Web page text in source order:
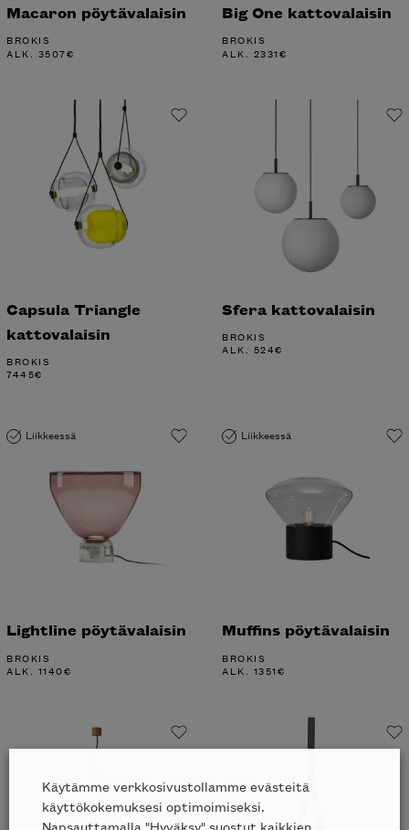
Macaron pöytävalaisin
BROKIS
ALK. 3507€
Big One kattovalaisin
BROKIS
ALK. 2331€
Capsula Triangle
kattovalaisin
BROKIS
7445€
Sfera kattovalaisin
BROKIS
ALK. 524€
Liikkeessä
Lightline pöytävalaisin
BROKIS
ALK. 1140€
Liikkeessä
Muffins pöytävalaisin
BROKIS
ALK. 1351€
Käytämme verkkosivustollamme evästeitä
käyttökokemuksesi optimoimiseksi.
Napsauttamalla "Hyväksy" suostut kaikkien